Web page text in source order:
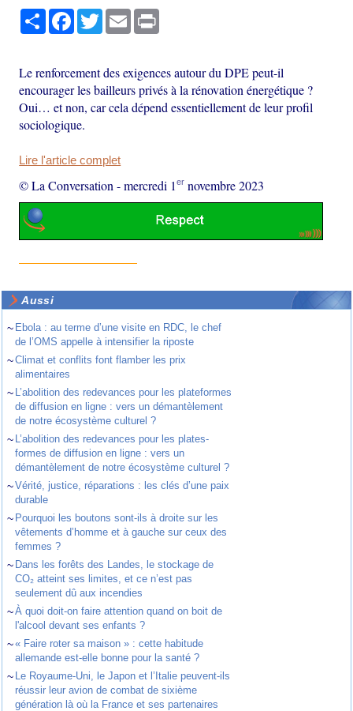
PartagerFacebook
TwitterEmail
Le renforcement des exigences autour du DPE peut-il
encourager les bailleurs privés à la rénovation énergétique ?
Oui… et non, car cela dépend essentiellement de leur profil
sociologique.
Lire l'article complet
© La Conversation -mercredi 1er novembre 2023
Aussi
~ Ebola : au terme d’une visite en RDC, le chef
de l’OMS appelle à intensifier la riposte
~Climat et conflits font flamber les prix
alimentaires
~ L’abolition des redevances pour les plateformes
de diffusion en ligne : vers un démantèlement
de notre écosystème culturel ?
~ L’abolition des redevances pour les plates-
formes de diffusion en ligne : vers un
démantèlement de notre écosystème culturel ?
~Vérité, justice, réparations : les clés d’une paix
durable
~ Pourquoi les boutons sont-ils à droite sur les
vêtements d’homme et à gauche sur ceux des
femmes ?
~ Dans les forêts des Landes, le stockage de
CO₂ atteint ses limites, et ce n’est pas
seulement dû aux incendies
~À quoi doit-on faire attention quand on boit de
l'alcool devant ses enfants ?
~« Faire roter sa maison » : cette habitude
allemande est-elle bonne pour la santé ?
~ Le Royaume-Uni, le Japon et l’Italie peuvent-ils
réussir leur avion de combat de sixième
génération là où la France et ses partenaires